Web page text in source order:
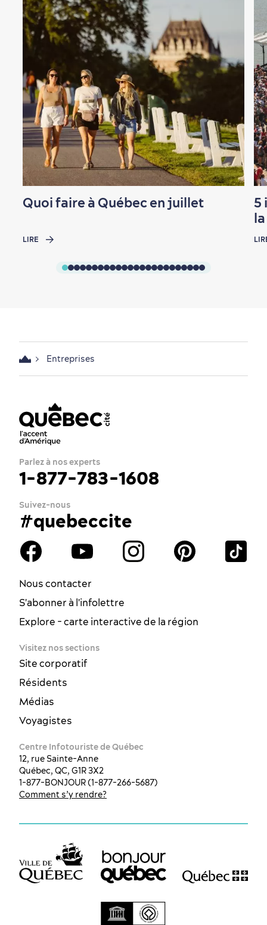
En famille
Quoi faire à Québec en juillet
LIRE
5
Entreprises
Parlez à nos experts
1-877-783-1608
Suivez-nous
#quebeccite
Nous contacter
S'abonner à l'infolettre
Explore - carte interactive de la région
Visitez nos sections
Site corporatif
Résidents
Médias
Voyagistes
Centre Infotouriste de Québec
12, rue Sainte-Anne
Québec, QC, G1R 3X2
1-877-BONJOUR (1-877-266-5687)
Comment s’y rendre?